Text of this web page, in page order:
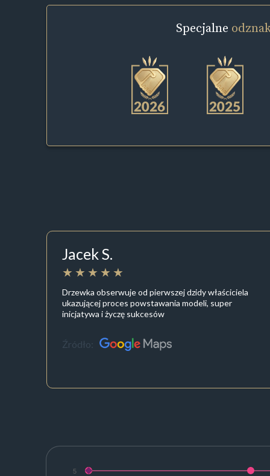
Specjalne
Jacek S.
Drzewka obserwuje od pierwszej dzidy właściciela
ukazującej proces powstawania modeli, super
inicjatywa i życzę sukcesów
Źródło:
5